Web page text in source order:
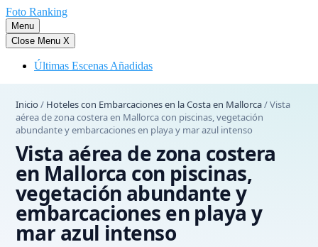
Saltar
al
contenido
Foto Ranking
Menu
Close Menu X
Últimas Escenas Añadidas
Inicio / Hoteles con Embarcaciones en la Costa en Mallorca/Vista
aérea de zona costera en Mallorca con piscinas, vegetación
abundante y embarcaciones en playa y mar azul intenso
Vista aérea de zona costera
en Mallorca con piscinas,
vegetación abundante y
embarcaciones en playa y
mar azul intenso